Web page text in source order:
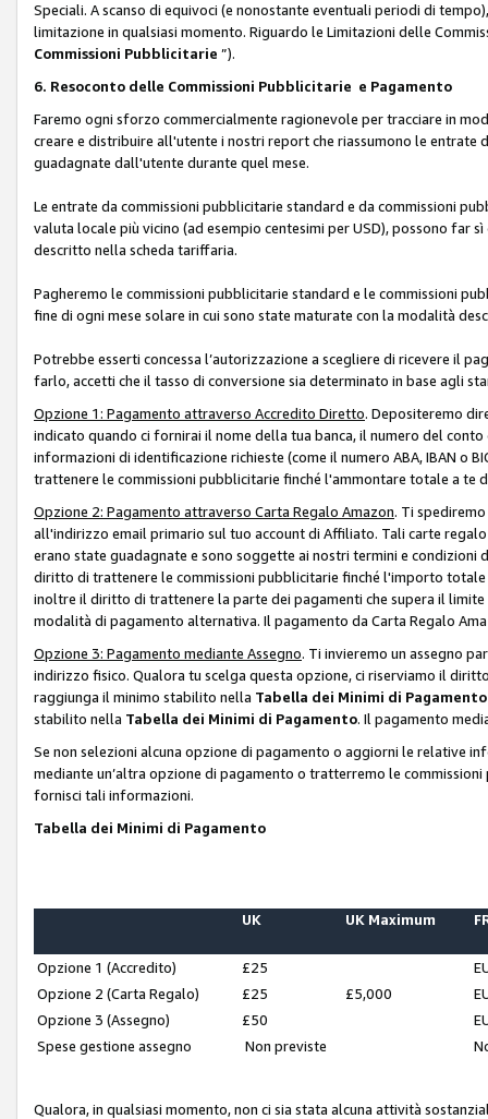
Speciali. A scanso di equivoci (e nonostante eventuali periodi di
limitazione in qualsiasi momento. Riguardo le Limitazioni delle
Commissioni Pubblicitarie ”).
6. Resoconto delle Commissioni Pubblicitarie e Pagamento
Faremo ogni sforzo commercialmente ragionevole per tracciare in
creare e distribuire all'utente i nostri report che riassumono le
guadagnate dall'utente durante quel mese.
Le entrate da commissioni pubblicitarie standard e da commissioni
valuta locale più vicino (ad esempio centesimi per USD), possono far
descritto nella scheda tariffaria.
Pagheremo le commissioni pubblicitarie standard e le commissioni
fine di ogni mese solare in cui sono state maturate con la modalità
Potrebbe esserti concessa l’autorizzazione a scegliere di ricevere il
farlo, accetti che il tasso di conversione sia determinato in base agli
Opzione 1: Pagamento attraverso Accredito Diretto. Depositeremo
indicato quando ci fornirai il nome della tua banca, il numero del
informazioni di identificazione richieste (come il numero ABA, IBAN o
trattenere le commissioni pubblicitarie finché l'ammontare totale a
Opzione 2: Pagamento attraverso Carta Regalo Amazon. Ti
all'indirizzo email primario sul tuo account di Affiliato. Tali carte
erano state guadagnate e sono soggette ai nostri termini e
diritto di trattenere le commissioni pubblicitarie finché l'importo
inoltre il diritto di trattenere la parte dei pagamenti che supera il
modalità di pagamento alternativa. Il pagamento da Carta Regalo
Opzione 3: Pagamento mediante Assegno. Ti invieremo un assegno
indirizzo fisico. Qualora tu scelga questa opzione, ci riserviamo il
raggiunga il minimo stabilito nella Tabella dei Minimi di Pagamento
stabilito nella Tabella dei Minimi di Pagamento. Il pagamento
Se non selezioni alcuna opzione di pagamento o aggiorni le relative
mediante un’altra opzione di pagamento o tratterremo le
fornisci tali informazioni.
Tabella dei Minimi di Pagamento
UK UK Maximum
Opzione 1 (Accredito) £25
Opzione 2 (Carta Regalo)
£25 £5,000
Opzione 3 (Assegno)
£50
Spese gestione assegno
Non previste
Qualora, in qualsiasi momento, non ci sia stata alcuna attività